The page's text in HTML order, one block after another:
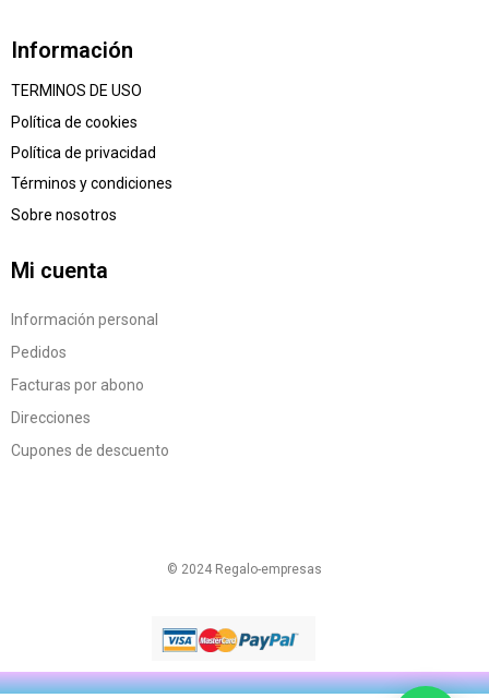
Información
TERMINOS DE USO
Política de cookies
Política de privacidad
Términos y condiciones
Sobre nosotros
Mi cuenta
Información personal
Pedidos
Facturas por abono
Direcciones
Cupones de descuento
© 2024 Regalo-empresas